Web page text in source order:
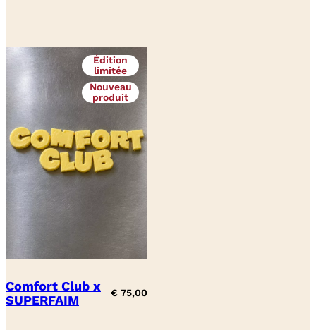
Édition
limitée
Nouveau
produit
Comfort Club x
SUPERFAIM
€ 75,00